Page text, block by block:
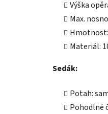
Výška
Max.
Materiál:
Sedák:
Potah:
Pohodlné